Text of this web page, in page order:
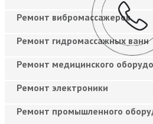
Ремонт вибромассажеров
Ремонт гидромассажных ванн
Ремонт медицинского
Ремонт электроники
Ремонт промышленного